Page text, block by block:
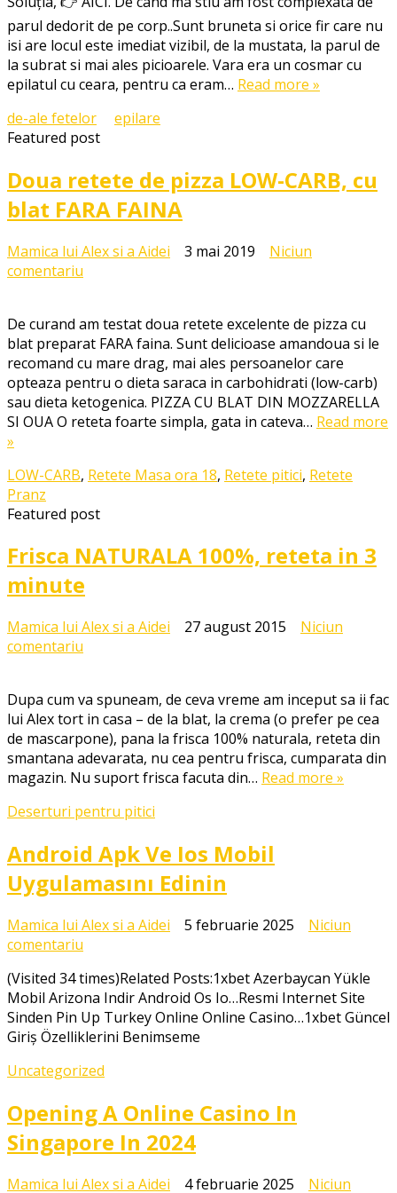
scapi
de
parul
nedorit
DEFINITIV,
doar
câteva
acasă!
parul dedorit de pe corp..Sunt bruneta si orice fir care nu
isi are locul este imediat vizibil, de la mustata, la parul de
la subrat si mai ales picioarele. Vara era un cosmar cu
epilatul cu ceara, pentru ca eram… Read more »
de-ale fetelor
epilare
Featured post
Doua retete de pizza LOW-CARB, cu
blat FARA FAINA
Mamica lui Alex si a Aidei 3 mai 2019
Niciun
comentariu
de
pizza
LOW-
CARB,
cu
blat
FAINA
De curand am testat doua retete excelente de pizza cu
blat preparat FARA faina. Sunt delicioase amandoua si le
recomand cu mare drag, mai ales persoanelor care
opteaza pentru o dieta saraca in carbohidrati (low-carb)
sau dieta ketogenica. PIZZA CU BLAT DIN MOZZARELLA
SI OUA O reteta foarte simpla, gata in cateva… Read more
»
LOW-CARB, Retete Masa ora 18, Retete pitici, Retete
Pranz
Featured post
Frisca NATURALA 100%, reteta in 3
minute
Mamica lui Alex si a Aidei 27 august 2015
Niciun
comentariu
100%,
reteta
in
3
minute
Dupa cum va spuneam, de ceva vreme am inceput sa ii fac
lui Alex tort in casa – de la blat, la crema (o prefer pe cea
de mascarpone), pana la frisca 100% naturala, reteta din
smantana adevarata, nu cea pentru frisca, cumparata din
magazin. Nu suport frisca facuta din… Read more »
Deserturi pentru pitici
Android Apk Ve Ios Mobil
Uygulamasını Edinin
Mamica lui Alex si a Aidei 5 februarie 2025
Niciun
comentariu
Apk
Ve
Ios
Mobil
Uygulamasını
Edinin
(Visited 34 times)Related Posts:1xbet Azerbaycan Yükle
Mobil Arizona Indir Android Os Io…Resmi Internet Site
Sinden Pin Up Turkey Online Online Casino…1xbet Güncel
Giriş Özelliklerini Benimseme
Uncategorized
Opening A Online Casino In
Singapore In 2024
Mamica lui Alex si a Aidei 4 februarie 2025
Niciun